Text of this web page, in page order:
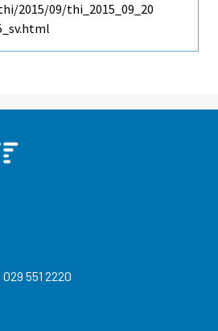
09/thi_2015_09_20
029 551 2220